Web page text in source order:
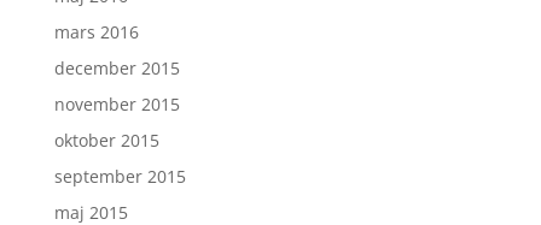
mars 2016
december 2015
november 2015
oktober 2015
september 2015
maj 2015